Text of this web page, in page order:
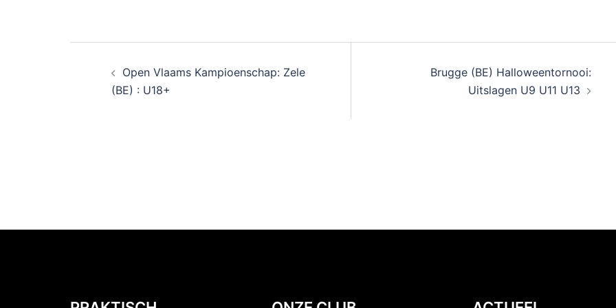
Open Vlaams Kampioenschap: Zele
(BE) : U18+
Brugge (BE) Halloweentornooi:
Uitslagen U9 U11 U13